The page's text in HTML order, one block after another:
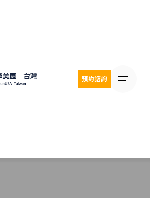
預約諮詢